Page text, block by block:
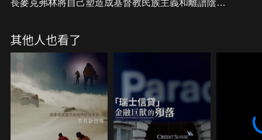
長麥克弗林將自己塑造成基督教民族主義和離譜陰謀
LGBTQ相關的書籍，此舉受到州長的鼓舞，已有超
過1400多本書籍遭到下架。導演實際走訪佛州，聽聽
居民口中的川普是什麼模樣？
其他人也看了